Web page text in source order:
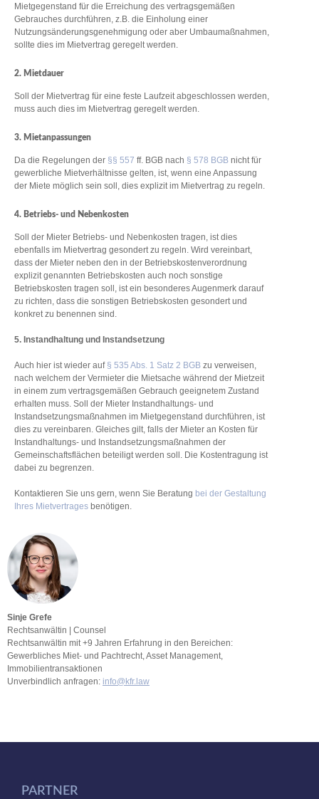
Mietgegenstand für die Erreichung des vertragsgemäßen
Gebrauches durchführen, z.B. die Einholung einer
Nutzungsänderungsgenehmigung oder aber Umbaumaßnahmen,
sollte dies im Mietvertrag geregelt werden.
2. Mietdauer
Soll der Mietvertrag für eine feste Laufzeit abgeschlossen werden,
muss auch dies im Mietvertrag geregelt werden.
3. Mietanpassungen
Da die Regelungen der §§ 557 ff. BGB nach § 578 BGB nicht für
gewerbliche Mietverhältnisse gelten, ist, wenn eine Anpassung
der Miete möglich sein soll, dies explizit im Mietvertrag zu regeln.
4. Betriebs- und Nebenkosten
Soll der Mieter Betriebs- und Nebenkosten tragen, ist dies
ebenfalls im Mietvertrag gesondert zu regeln. Wird vereinbart,
dass der Mieter neben den in der Betriebskostenverordnung
explizit genannten Betriebskosten auch noch sonstige
Betriebskosten tragen soll, ist ein besonderes Augenmerk darauf
zu richten, dass die sonstigen Betriebskosten gesondert und
konkret zu benennen sind.
5. Instandhaltung und Instandsetzung
Auch hier ist wieder auf § 535 Abs. 1 Satz 2 BGB zu verweisen,
nach welchem der Vermieter die Mietsache während der Mietzeit
in einem zum vertragsgemäßen Gebrauch geeignetem Zustand
erhalten muss. Soll der Mieter Instandhaltungs- und
Instandsetzungsmaßnahmen im Mietgegenstand durchführen, ist
dies zu vereinbaren. Gleiches gilt, falls der Mieter an Kosten für
Instandhaltungs- und Instandsetzungsmaßnahmen der
Gemeinschaftsflächen beteiligt werden soll. Die Kostentragung ist
dabei zu begrenzen.
Kontaktieren Sie uns gern, wenn Sie Beratung bei der Gestaltung
Ihres Mietvertrages benötigen.
Sinje Grefe
Rechtsanwältin | Counsel
Rechtsanwältin mit +9 Jahren Erfahrung in den Bereichen:
Gewerbliches Miet- und Pachtrecht, Asset Management,
Immobilientransaktionen
Unverbindlich anfragen: info@kfr.law
PARTNER